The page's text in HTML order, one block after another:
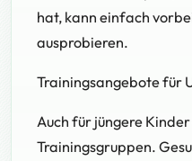
hat, kann einfach
ausprobieren.
Trainingsangebote für
Auch für jüngere
Trainingsgruppen.